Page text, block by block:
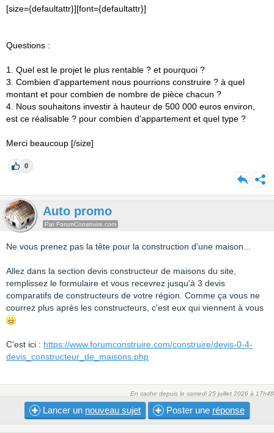
[size={defaultattr}][font={defaultattr}]
Questions :
1. Quel est le projet le plus rentable ? et pourquoi ?
3. Combien d'appartement nous pourrions construire ? à quel
montant et pour combien de nombre de pièce chacun ?
4. Nous souhaitons investir à hauteur de 500 000 euros environ,
est ce réalisable ? pour combien d'appartement et quel type ?
Merci beaucoup [/size]
0
Auto promo
Par ForumConstruire.com
Ne vous prenez pas la tête pour la construction d'une maison...
Allez dans la section devis constructeur de maisons du site,
remplissez le formulaire et vous recevrez jusqu'à 3 devis
comparatifs de constructeurs de votre région. Comme ça vous ne
courrez plus après les constructeurs, c'est eux qui viennent à vous
C'est ici : https://www.forumconstruire.com/construire/devis-0-4-
devis_constructeur_de_maisons.php
En cache depuis le samedi 25 juillet 2026 à 17h48
Lancer un nouveau sujet Poster une réponse